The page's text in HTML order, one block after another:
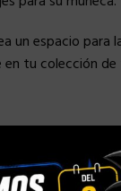
un espacio para
tu colección